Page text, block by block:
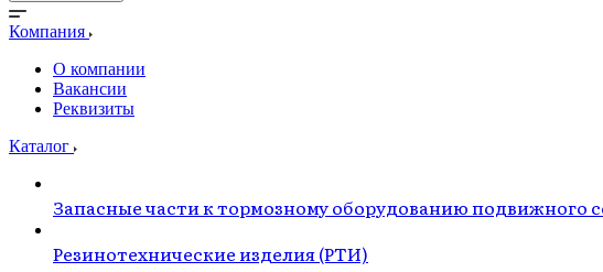
Компания
О компании
Вакансии
Реквизиты
Каталог
Запасные части к тормозному оборудованию подвижного
Резинотехнические изделия (РТИ)